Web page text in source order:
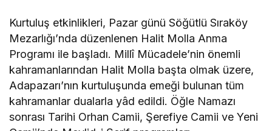
Kurtuluş etkinlikleri, Pazar günü Söğütlü Sıraköy
Mezarlığı’nda düzenlenen Halit Molla Anma
Programı ile başladı. Millî Mücadele’nin önemli
kahramanlarından Halit Molla başta olmak üzere,
Adapazarı’nın kurtuluşunda emeği bulunan tüm
kahramanlar dualarla yâd edildi. Öğle Namazı
sonrası Tarihi Orhan Camii, Şerefiye Camii ve Yeni